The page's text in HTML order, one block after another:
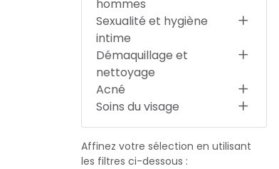
hommes
Sexualité et hygiène
intime
Démaquillage et
nettoyage
Acné
Soins du visage
Affinez votre sélection en utilisant
les filtres ci-dessous :